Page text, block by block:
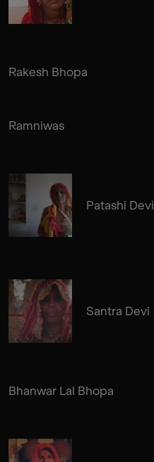
Rakesh Bhopa
Ramniwas
Patashi Devi
Santra Devi
Bhanwar Lal Bhopa